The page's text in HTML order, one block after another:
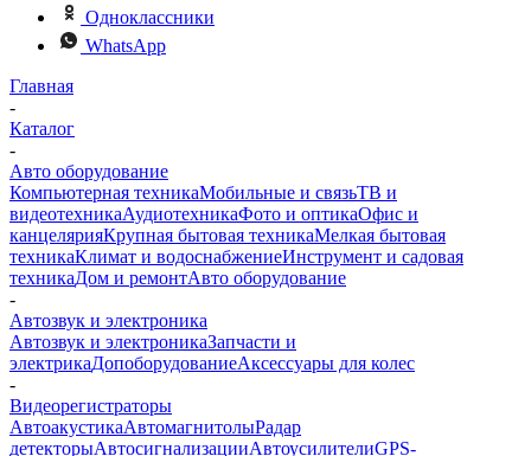
Одноклассники
WhatsApp
Главная
-
Каталог
-
Авто оборудование
Компьютерная техникаМобильные и связьТВ и
видеотехникаАудиотехникаФото и оптикаОфис и
канцелярияКрупная бытовая техникаМелкая бытовая
техникаКлимат и водоснабжениеИнструмент и садовая
техникаДом и ремонтАвто оборудование
-
Автозвук и электроника
Автозвук и электроникаЗапчасти и
электрикаДопоборудованиеАксессуары для колес
-
Видеорегистраторы
АвтоакустикаАвтомагнитолыРадар
детекторыАвтосигнализацииАвтоусилителиGPS-